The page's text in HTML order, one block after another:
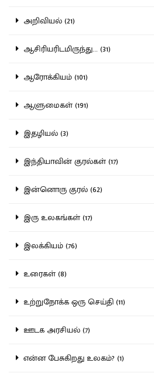
அறிவியல் (21)
ஆசிரியரிடமிருந்து... (31)
ஆரோக்கியம் (101)
ஆளுமைகள் (191)
இதழியல் (3)
இந்தியாவின் குரல்கள் (17)
இன்னொரு குரல் (62)
இரு உலகங்கள் (17)
இலக்கியம் (76)
உரைகள் (8)
உற்றுநோக்க ஒரு செய்தி (11)
ஊடக அரசியல் (7)
என்ன பேசுகிறது உலகம்? (1)